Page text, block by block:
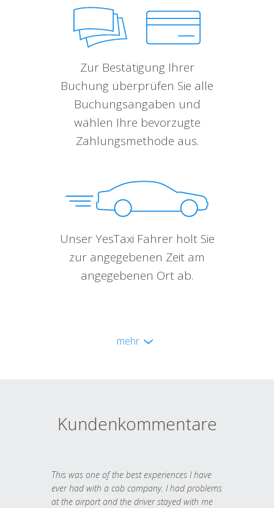
Zur Bestätigung Ihrer
Buchung überprüfen Sie alle
Buchungsangaben und
wählen Ihre bevorzugte
Zahlungsmethode aus.
Unser YesTaxi Fahrer holt Sie
zur angegebenen Zeit am
angegebenen Ort ab.
mehr
Kundenkommentare
This was one of the best experiences I have
ever had with a cab company. I had problems
at the airport and the driver stayed with me